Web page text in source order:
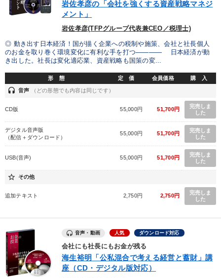
岩佐孝彦の「会社を強くする資産戦略マネジ
メント」
岩佐孝彦(TFPグループ代表兼CEO／税理士)
◎ 動き出す日本経済！国が描く企業への税制や施策、会社と社長個人
のお金を取り巻く環境変化に有利な手を打つ―――― 日本経済が動
き出した。社長は変化適応業、資産戦略も国策の変...
形 態 定 価 会員価格 購 入
headset 音声 （どの形態でも内容は同じです）
CD版 55,000円 51,700円
完売しま
した
デジタル音声版
（配信＋ダウンロード）
55,000円 51,700円
完売しま
した
USB(音声) 55,000円 51,700円
完売しま
した
star_border その他
追加テキスト 2,750円 2,750円
完売しま
した
音声・動画 人気 ダウンロード対応
会社にも社長にもお金が残る
海生裕明「公私混合で考える経営と蓄財」講
座（CD・デジタル版対応）